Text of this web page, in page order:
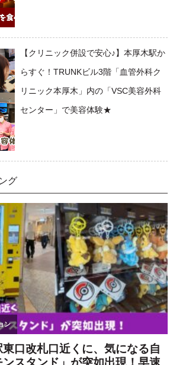
【クリニック併設で安心♪】本厚木駅か
らすぐ！TRUNKビル3階「血管外科ク
リニック本厚木」内の「VSC美容外科
センター」で美容体験★
グ